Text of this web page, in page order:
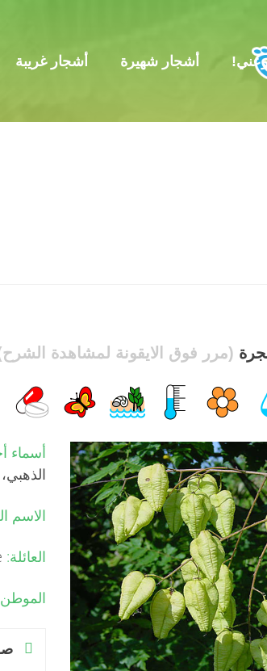
أشجار شهيرة أشجار غريبة
(مرر فوق الايقونة لمشاهدة
أسماء
الاسم
العائلة: